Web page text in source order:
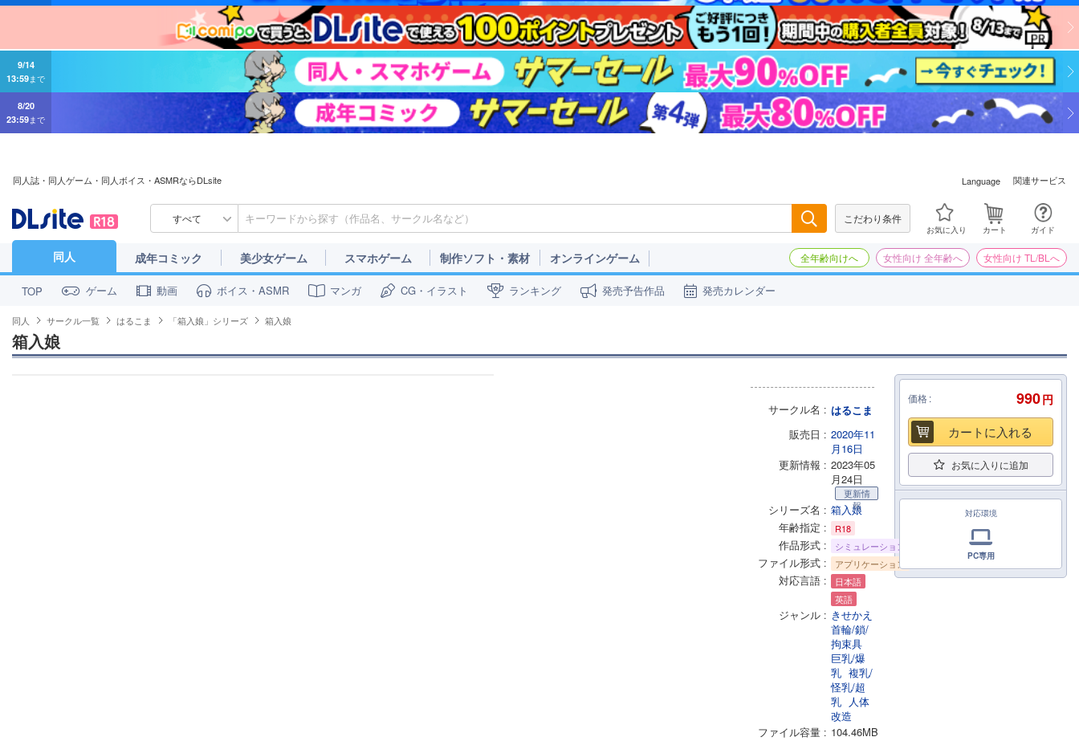
13:59まで
23:59まで
同人誌・同人ゲーム・同人ボイス・ASMRならDLsite Language 関連サービス
すべて こだわり条件
お気に入り カート ガイド
同人 成年コミック 美少女ゲーム スマホゲーム 制作ソフト・素材 オンラインゲーム 全年齢向けへ 女性向け 全年齢へ 女性向け TL/BLへ
TOP ゲーム 動画 ボイス・ASMR マンガ CG・イラスト ランキング 発売予告作品 発売カレンダー
同人 サークル一覧 はるこま 「箱入娘」シリーズ 箱入娘
箱入娘
サークル名
はるこま
販売日
2020年11
月16日
更新情報
2023年05
月24日
更新情
報
シリーズ名
箱入娘
年齢指定
R18
作品形式 シミュレーション
ファイル形式 アプリケーション
対応言語
日本語
英語
ジャンル
きせかえ
首輪/鎖/
拘束具
巨乳/爆
乳 複乳/
怪乳/超
乳 人体
改造
ファイル容量
104.46MB
価格 990円
カートに入れる
お気に入りに追加
対応環境
PC専用